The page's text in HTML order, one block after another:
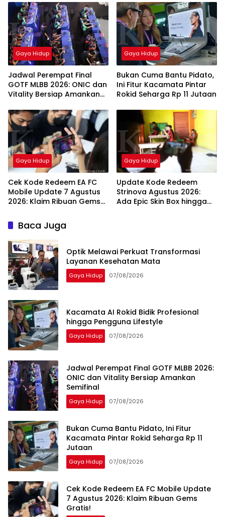
Gaya Hidup
Jadwal Perempat Final
GOTF MLBB 2026: ONIC dan
Vitality Bersiap Amankan
Gaya Hidup
Bukan Cuma Bantu Pidato,
Ini Fitur Kacamata Pintar
Rokid Seharga Rp 11 Jutaan
Gaya Hidup
Cek Kode Redeem EA FC
Mobile Update 7 Agustus
2026: Klaim Ribuan Gems
Gaya Hidup
Update Kode Redeem
Strinova Agustus 2026:
Ada Epic Skin Box hingga
Baca Juga
Optik Melawai Perkuat Transformasi
Layanan Kesehatan Mata
Gaya Hidup 07/08/2026
Kacamata AI Rokid Bidik Profesional
hingga Pengguna Lifestyle
Gaya Hidup 07/08/2026
Jadwal Perempat Final GOTF MLBB 2026:
ONIC dan Vitality Bersiap Amankan
Semifinal
Gaya Hidup 07/08/2026
Bukan Cuma Bantu Pidato, Ini Fitur
Kacamata Pintar Rokid Seharga Rp 11
Jutaan
Gaya Hidup 07/08/2026
Cek Kode Redeem EA FC Mobile Update
7 Agustus 2026: Klaim Ribuan Gems
Gratis!